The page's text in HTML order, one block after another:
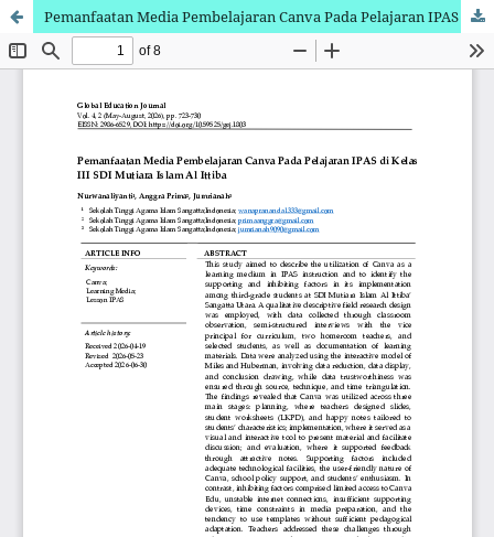
Pemanfaatan Media Pembelajaran Canva Pada Pelajaran IPAS di Kelas III SDI Mutiara Islam Al Ittiba